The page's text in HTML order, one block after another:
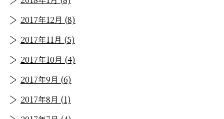
2017年12月 (8)
2017年11月 (5)
2017年10月 (4)
2017年9月 (6)
2017年8月 (1)